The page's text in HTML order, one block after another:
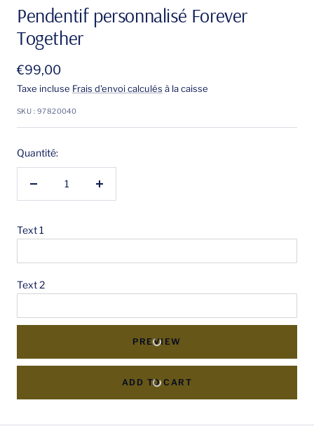
slideslide
au
slide
au
slide
au
slide
Pendentif personnalisé Forever
Together
Prix
de
vente
€99,00
Taxe incluse Frais d'envoi calculés à la caisse
SKU : 97820040
Quantité:
Réduire
quantité
Augmenter
Text 1
Text 2
PREVIEW
ADD TO CART